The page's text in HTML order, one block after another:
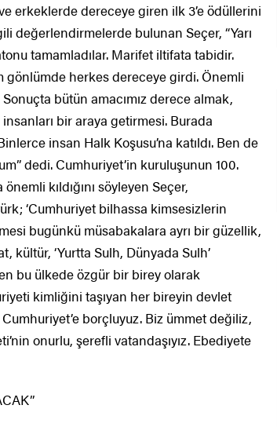
erkeklerde dereceye giren ilk 3’e ödüllerini
değerlendirmelerde bulunan Seçer, “Yarı
tamamladılar. Marifet iltifata tabidir.
herkes dereceye girdi. Önemli
bütün amacımız derece almak,
bir araya getirmesi. Burada
insan Halk Koşusu’na katıldı. Ben de
dedi. Cumhuriyet’in kuruluşunun 100.
kıldığını söyleyen Seçer,
‘Cumhuriyet bilhassa kimsesizlerin
bugünkü müsabakalara ayrı bir güzellik,
kültür, ‘Yurtta Sulh, Dünyada Sulh’
bu ülkede özgür bir birey olarak
kimliğini taşıyan her bireyin devlet
borçluyuz. Biz ümmet değiliz,
onurlu, şerefli vatandaşıyız. Ebediyete